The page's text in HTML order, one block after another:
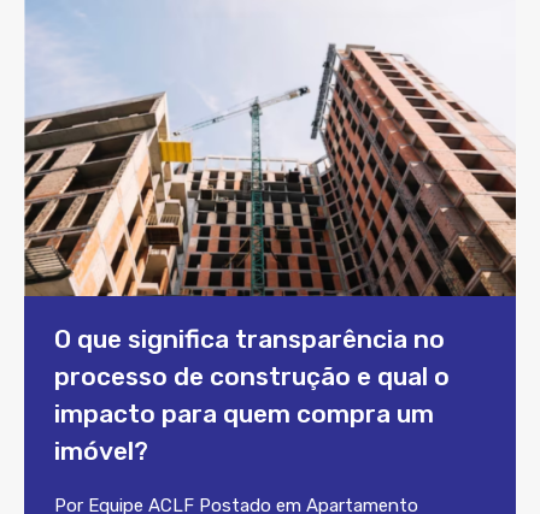
O que significa transparência no
processo de construção e qual o
impacto para quem compra um
imóvel?
Por Equipe ACLF Postado em Apartamento